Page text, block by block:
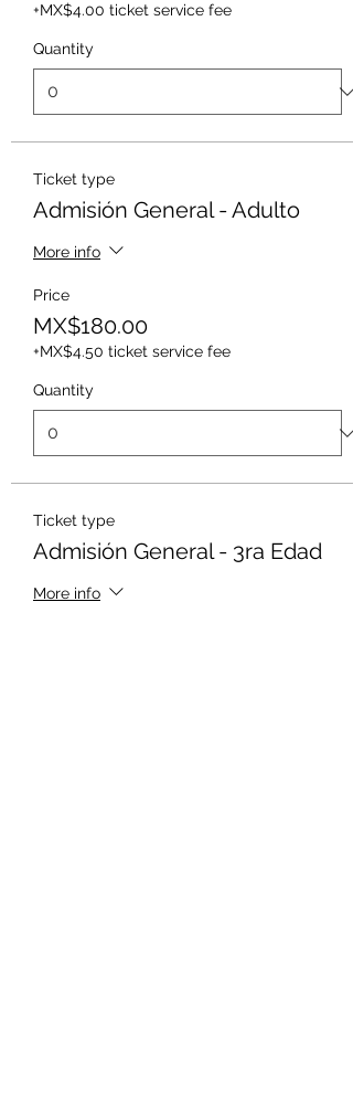
+MX$4.00 ticket service fee
Quantity
Ticket type
Admisión General - Adulto
More info
Price
MX$180.00
+MX$4.50 ticket service fee
Quantity
Ticket type
Admisión General - 3ra Edad
More info